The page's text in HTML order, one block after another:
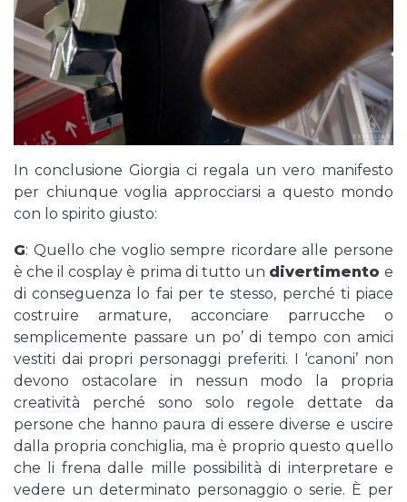
In conclusione Giorgia ci regala un vero manifesto
per chiunque voglia approcciarsi a questo mondo
con lo spirito giusto:
G: Quello che voglio sempre ricordare alle persone
è che il cosplay è prima di tutto un divertimentoe
di conseguenza lo fai per te stesso, perché ti piace
costruire armature, acconciare parrucche o
semplicemente passare un po’ di tempo con amici
vestiti dai propri personaggi preferiti. I ‘canoni’ non
devono ostacolare in nessun modo la propria
creatività perché sono solo regole dettate da
persone che hanno paura di essere diverse e uscire
dalla propria conchiglia, ma è proprio questo quello
che li frena dalle mille possibilità di interpretare e
vedere un determinato personaggio o serie. È per